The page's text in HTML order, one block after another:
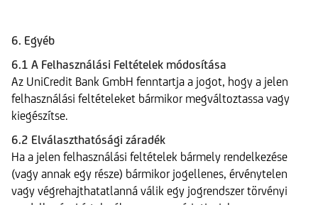
6. Egyéb
6.1 A Felhasználási Feltételek módosítása
Az UniCredit Bank GmbH fenntartja a jogot, hogy a jelen
felhasználási feltételeket bármikor megváltoztassa vagy
kiegészítse.
6.2 Elválaszthatósági záradék
Ha a jelen felhasználási feltételek bármely rendelkezése
(vagy annak egy része) bármikor jogellenes, érvénytelen
vagy végrehajthatatlanná válik egy jogrendszer törvényi